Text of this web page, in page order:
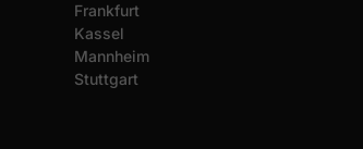
Frankfurt
Kassel
Mannheim
Stuttgart